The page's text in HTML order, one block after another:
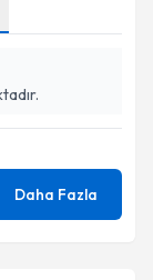
Daha Fazla